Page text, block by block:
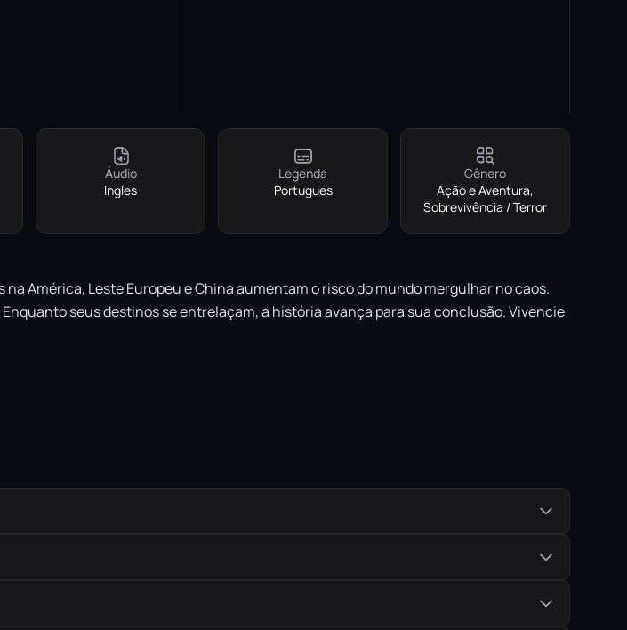
Áudio
Ingles
Legenda
Portugues
Gênero
Ação e Aventura,
Sobrevivência / Terror
América, Leste Europeu e China aumentam o risco do mundo mergulhar no caos.
seus destinos se entrelaçam, a história avança para sua conclusão. Vivencie